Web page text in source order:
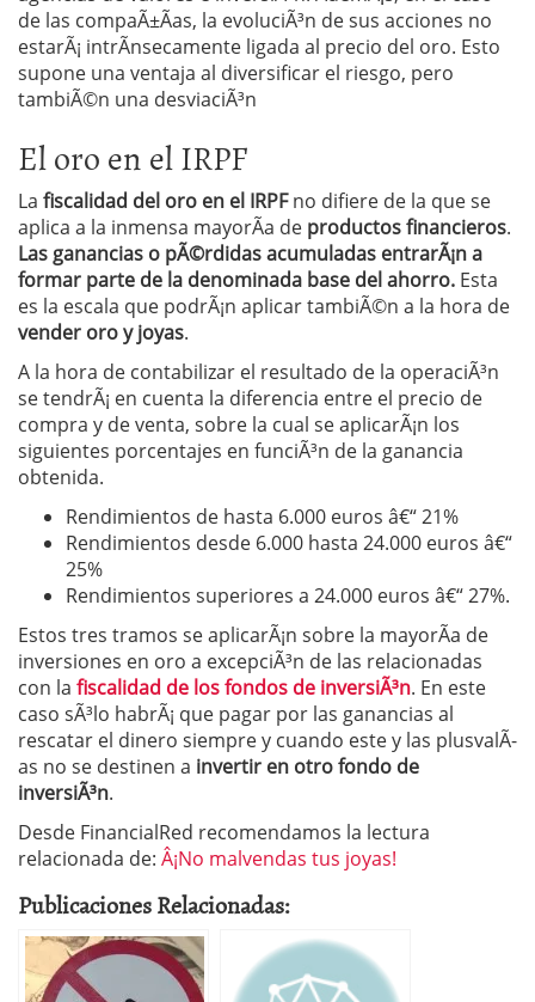
de las compaÃ±Ã­as, la evoluciÃ³n de sus acciones no
estarÃ¡ intrÃ­nsecamente ligada al precio del oro. Esto
supone una ventaja al diversificar el riesgo, pero
tambiÃ©n una desviaciÃ³n
El oro en el IRPF
La fiscalidad del oro en el IRPFno difiere de la que se
aplica a la inmensa mayorÃ­a de productos financieros.
Las ganancias o pÃ©rdidas acumuladas entrarÃ¡n a
formar parte de la denominada base del ahorro. Esta
es la escala que podrÃ¡n aplicar tambiÃ©n a la hora de
vender oro y joyas.
A la hora de contabilizar el resultado de la operaciÃ³n
se tendrÃ¡ en cuenta la diferencia entre el precio de
compra y de venta, sobre la cual se aplicarÃ¡n los
siguientes porcentajes en funciÃ³n de la ganancia
obtenida.
Rendimientos de hasta 6.000 euros â€“ 21%
Rendimientos desde 6.000 hasta 24.000 euros â€“
25%
Rendimientos superiores a 24.000 euros â€“ 27%.
Estos tres tramos se aplicarÃ¡n sobre la mayorÃ­a de
inversiones en oro a excepciÃ³n de las relacionadas
con la fiscalidad de los fondos de inversiÃ³n. En este
caso sÃ³lo habrÃ¡ que pagar por las ganancias al
rescatar el dinero siempre y cuando este y las plusvalÃ­
as no se destinen a invertir en otro fondo de
inversiÃ³n.
Desde FinancialRed recomendamos la lectura
relacionada de: Â¡No malvendas tus joyas!
Publicaciones Relacionadas: